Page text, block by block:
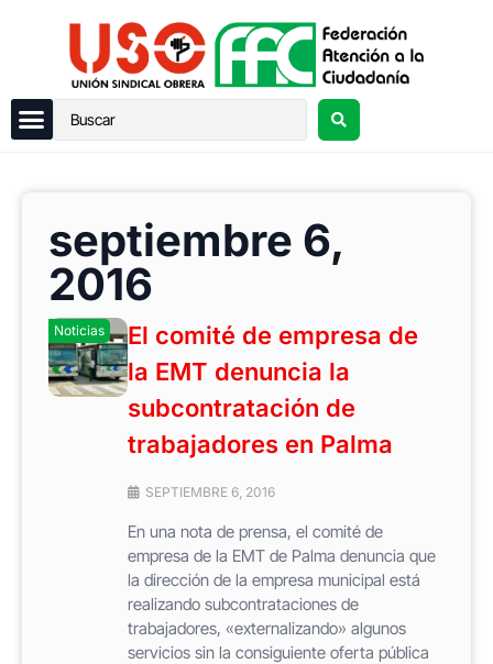
septiembre 6,
2016
Noticias
El comité de empresa de
la EMT denuncia la
subcontratación de
trabajadores en Palma
SEPTIEMBRE 6, 2016
En una nota de prensa, el comité de
empresa de la EMT de Palma denuncia que
la dirección de la empresa municipal está
realizando subcontrataciones de
trabajadores, «externalizando» algunos
servicios sin la consiguiente oferta pública